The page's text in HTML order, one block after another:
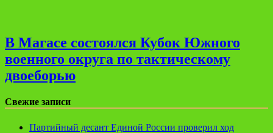
В Магасе состоялся Кубок Южного
военного округа по тактическому
двоеборью
Свежие записи
Партийный десант Единой России проверил ход